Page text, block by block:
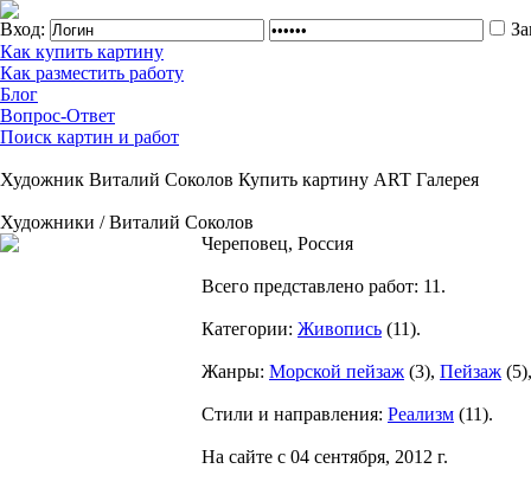
Вход:
Как купить картину
Как разместить работу
Блог
Вопрос-Ответ
Поиск картин и работ
Художник Виталий Соколов Купить картину ART Галерея
Художники / Виталий Соколов
Череповец, Россия
Всего представлено работ: 11 .
Категории: Живопись (11).
Жанры: Морской пейзаж (3), Пейзаж (5
Стили и направления: Реализм (11).
На сайте с 04 сентября, 2012 г.